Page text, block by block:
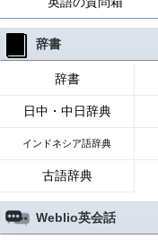
辞書
辞書
日中・中日辞典
インドネシア語辞典
古語辞典
Weblio英会話